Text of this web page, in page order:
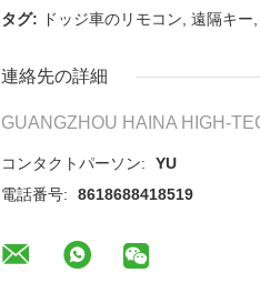
タグ:
ドッジ車のリモコン, 遠隔キー,
連絡先の詳細
GUANGZHOU HAINA HIGH-
コンタクトパーソン:
YU
電話番号:
8618688418519